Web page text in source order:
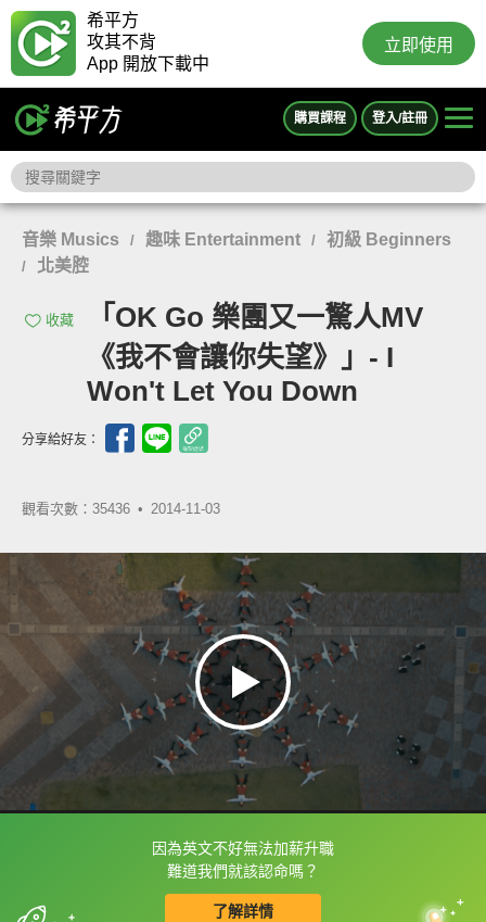
希平方
攻其不背
App 開放下載中
立即使用
購買課程 登入/註冊
音樂 Musics / 趣味 Entertainment / 初級 Beginners
/ 北美腔
收藏
「OK Go 樂團又一驚人MV
《我不會讓你失望》」- I
Won't Let You Down
分享給好友：
觀看次數：35436 • 2014-11-03
因為英文不好無法加薪升職
難道我們就該認命嗎？
了解詳情
框選或點兩下字幕可以直接查字典喔！